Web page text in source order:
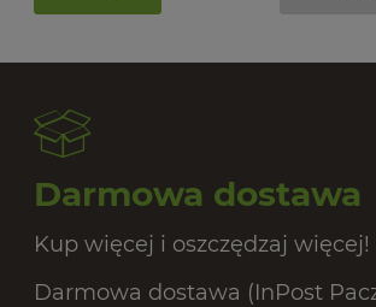
Darmowa dostawa
Kup więcej i oszczędzaj więcej!
Darmowa dostawa (InPost